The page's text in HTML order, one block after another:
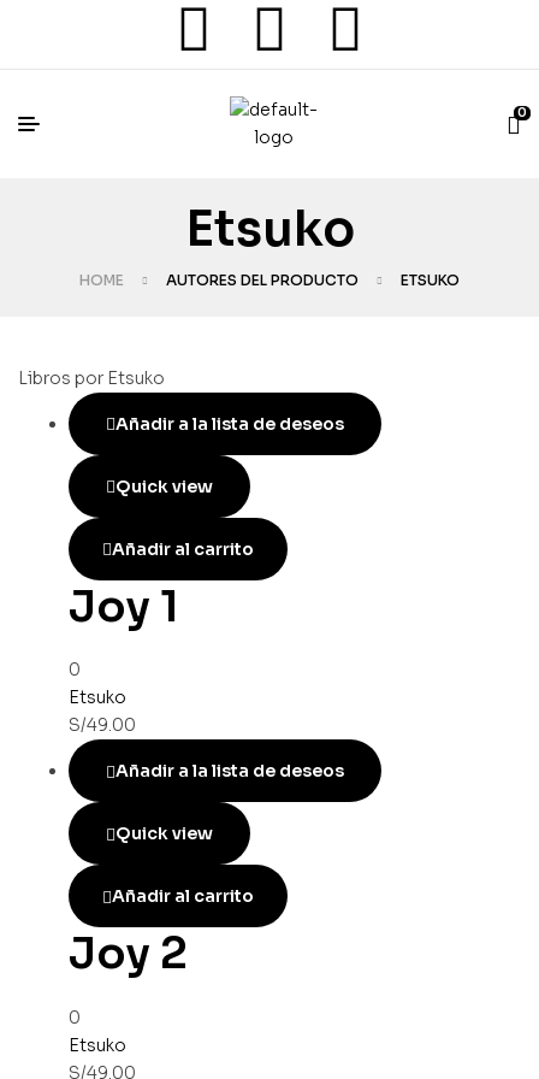
0
Etsuko
HOME AUTORES DEL PRODUCTO ETSUKO
Libros por Etsuko
Añadir a la lista de deseos
Quick view
Añadir al carrito
Joy 1
0
Etsuko
S/49.00
Añadir a la lista de deseos
Quick view
Añadir al carrito
Joy 2
0
Etsuko
S/49.00